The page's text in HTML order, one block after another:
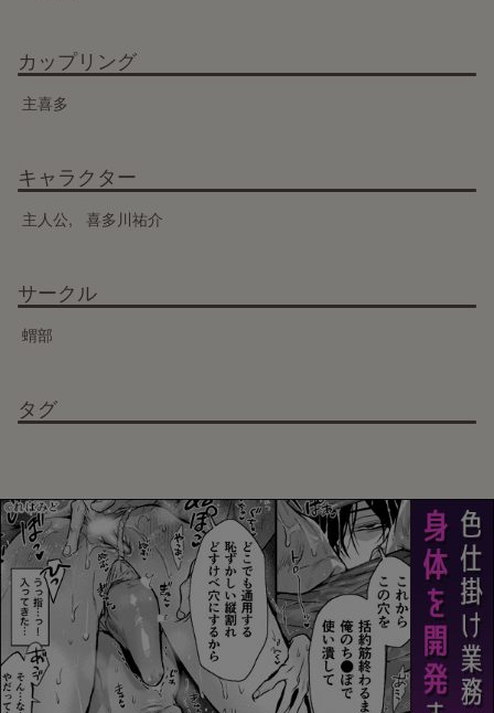
カップリング
主喜多
キャラクター
主人公 喜多川祐介
サークル
蝟部
タグ